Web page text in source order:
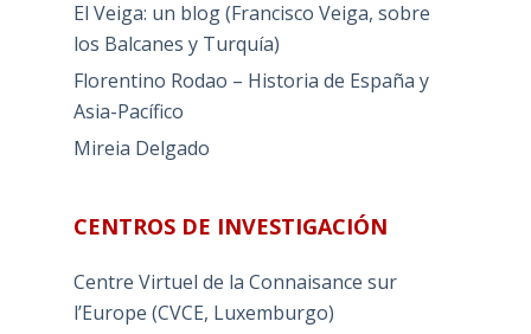
El Veiga: un blog (Francisco Veiga, sobre
los Balcanes y Turquía)
Florentino Rodao – Historia de España y
Asia-Pacífico
Mireia Delgado
CENTROS DE INVESTIGACIÓN
Centre Virtuel de la Connaisance sur
l’Europe (CVCE, Luxemburgo)